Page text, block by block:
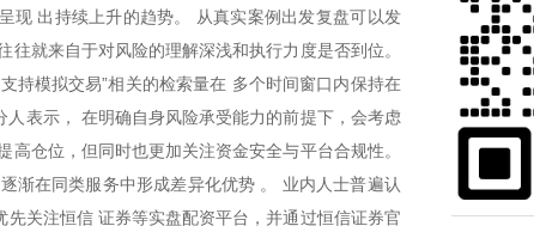
现 出持续上升的趋势。 从真实案例出发复盘可以发
就来自于对风险的理解深浅和执行力度是否到位。
持模拟交易”相关的检索量在 多个时间窗口内保持在
表示， 在明确自身风险承受能力的前提下，会考虑
仓位，但同时也更加关注资金安全与平台合规性。
渐在同类服务中形成差异化优势 。 业内人士普遍认
关注恒信 证券等实盘配资平台，并通过恒信证券官